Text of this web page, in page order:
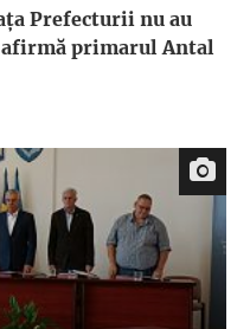
Prefecturii nu au
primarul Antal